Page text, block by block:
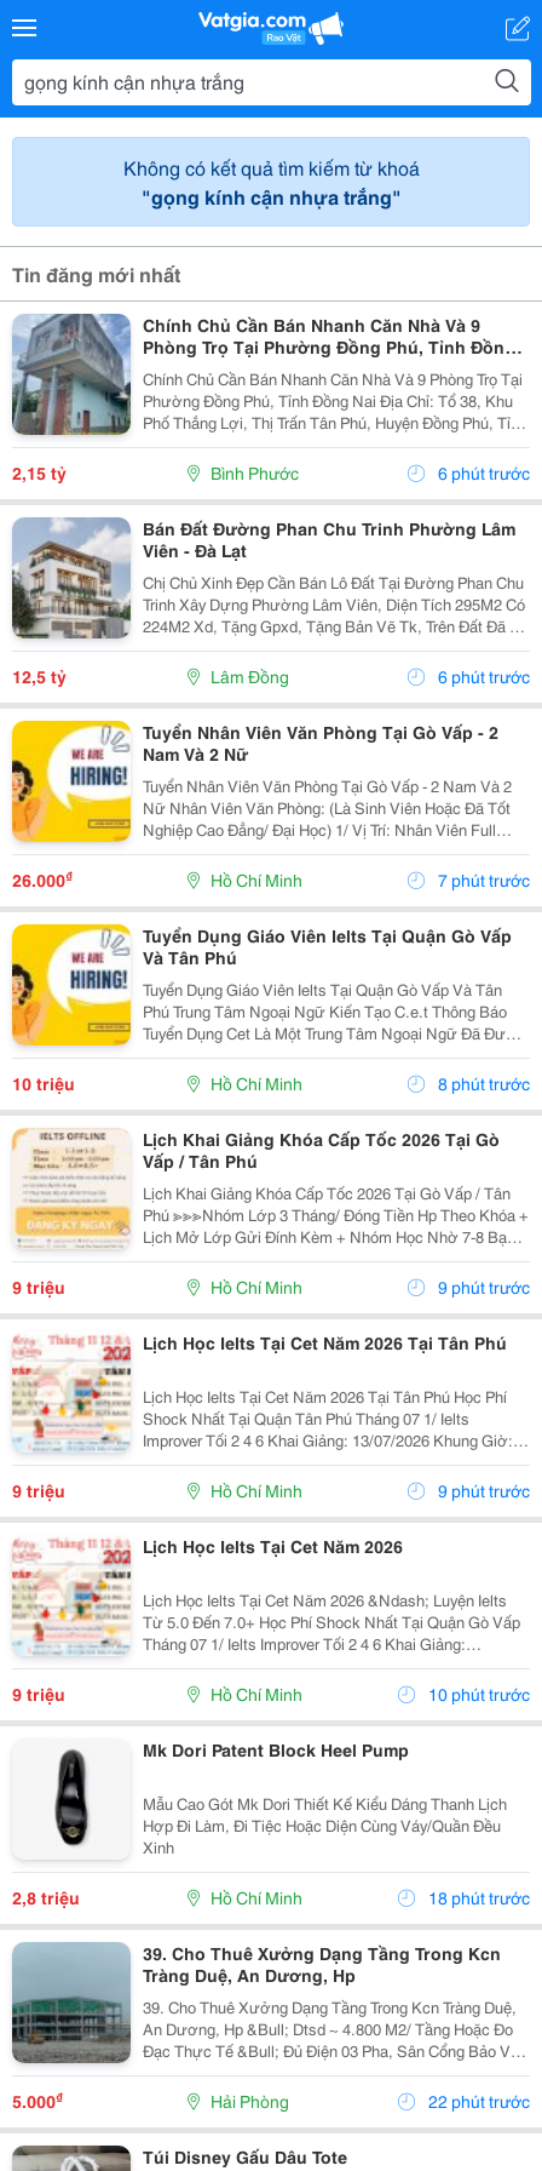
Không có kết quả tìm kiếm từ khoá
"gọng kính cận nhựa trắng"
Tin đăng mới nhất
Chính Chủ Cần Bán Nhanh Căn Nhà Và 9
Phòng Trọ Tại Phường Đồng Phú, Tỉnh Đồng
Nai
Chính Chủ Cần Bán Nhanh Căn Nhà Và 9 Phòng Trọ Tại
Phường Đồng Phú, Tỉnh Đồng Nai Địa Chỉ: Tổ 38, Khu
Phố Thắng Lợi, Thị Trấn Tân Phú, Huyện Đồng Phú, Tỉnh
Bình Phước Diện Tích: 250M2 (5X50M; Thổ Cư 50M2)
Giá Bán: 2 Tỷ 150 Triệu - Kết Cấu: 1 Căn...
2,15 tỷ Bình Phước 6 phút trước
Bán Đất Đường Phan Chu Trinh Phường Lâm
Viên - Đà Lạt
Chị Chủ Xinh Đẹp Cần Bán Lô Đất Tại Đường Phan Chu
Trinh Xây Dựng Phường Lâm Viên, Diện Tích 295M2 Có
224M2 Xd, Tặng Gpxd, Tặng Bản Vẽ Tk, Trên Đất Đã Ép
Cọc Giá 12.5Ty Liên Hệ 0917786186
12,5 tỷ Lâm Đồng 6 phút trước
Tuyển Nhân Viên Văn Phòng Tại Gò Vấp - 2
Nam Và 2 Nữ
Tuyển Nhân Viên Văn Phòng Tại Gò Vấp - 2 Nam Và 2
Nữ Nhân Viên Văn Phòng: (Là Sinh Viên Hoặc Đã Tốt
Nghiệp Cao Đẳng/ Đại Học) 1/ Vị Trí: Nhân Viên Full
Time (2 Nam 2 Nữ) Ca Làm: 13:00 Đến 21:00 (1 Tháng
Được Nghỉ Phép 1 Ngày, Và Hưởng Các Ngày...
26.000₫ Hồ Chí Minh 7 phút trước
Tuyển Dụng Giáo Viên Ielts Tại Quận Gò Vấp
Và Tân Phú
Tuyển Dụng Giáo Viên Ielts Tại Quận Gò Vấp Và Tân
Phú Trung Tâm Ngoại Ngữ Kiến Tạo C.e.t Thông Báo
Tuyển Dụng Cet Là Một Trung Tâm Ngoại Ngữ Đã Được
Thành Lập 16 Năm Chuyên Về Chương Trình Anh Văn
Học Thuật Ielts &Ndash; Toefl Ibt. Trung Tâm...
10 triệu Hồ Chí Minh 8 phút trước
Lịch Khai Giảng Khóa Cấp Tốc 2026 Tại Gò
Vấp / Tân Phú
Lịch Khai Giảng Khóa Cấp Tốc 2026 Tại Gò Vấp / Tân
Phú ≫≫≫Nhóm Lớp 3 Tháng/ Đóng Tiền Hp Theo Khóa +
Lịch Mở Lớp Gửi Đính Kèm + Nhóm Học Nhờ 7-8 Bạn/
Lớp + Giáo Trình Ielts Có Band Điểm Lộ Trình, Sách
Nước Ngoài Bám Sát + Chia Đều 4 Kỹ...
9 triệu Hồ Chí Minh 9 phút trước
Lịch Học Ielts Tại Cet Năm 2026 Tại Tân Phú
Lịch Học Ielts Tại Cet Năm 2026 Tại Tân Phú Học Phí
Shock Nhất Tại Quận Tân Phú Tháng 07 1/ Ielts
Improver Tối 2 4 6 Khai Giảng: 13/07/2026 Khung Giờ:
18:00 Đến 21:00 Học Phí Ưu Đãi 5% Khi Đăng Ký 2/ Ielts
Basic Tối 3 5 7 Khai...
9 triệu Hồ Chí Minh 9 phút trước
Lịch Học Ielts Tại Cet Năm 2026
Lịch Học Ielts Tại Cet Năm 2026 &Ndash; Luyện Ielts
Từ 5.0 Đến 7.0+ Học Phí Shock Nhất Tại Quận Gò Vấp
Tháng 07 1/ Ielts Improver Tối 2 4 6 Khai Giảng:
13/07/2026 Khung Giờ: 18:00 Đến 21:00 Học Phí Ưu Đãi
5% Khi Đăng Ký 2/ Ielts...
9 triệu Hồ Chí Minh 10 phút trước
Mk Dori Patent Block Heel Pump
Mẫu Cao Gót Mk Dori Thiết Kế Kiểu Dáng Thanh Lịch
Hợp Đi Làm, Đi Tiệc Hoặc Diện Cùng Váy/Quần Đều
Xinh
2,8 triệu Hồ Chí Minh 18 phút trước
39. Cho Thuê Xưởng Dạng Tầng Trong Kcn
Tràng Duệ, An Dương, Hp
39. Cho Thuê Xưởng Dạng Tầng Trong Kcn Tràng Duệ,
An Dương, Hp &Bull; Dtsd ~ 4.800 M2/ Tầng Hoặc Đo
Đạc Thực Tế &Bull; Đủ Điện 03 Pha, Sân Cổng Bảo Vệ,
Pccc Tự Động, Mới 100% &Bull; Giá Chào Thuê 5.25
Usd/ M2/ Tháng
5.000₫ Hải Phòng 22 phút trước
Túi Disney Gấu Dâu Tote